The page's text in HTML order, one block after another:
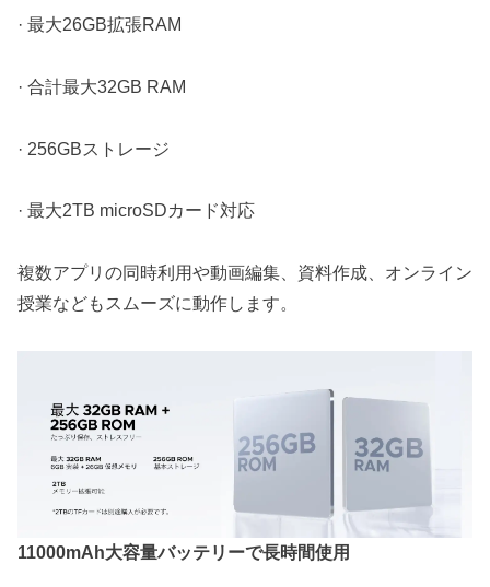
· 最大26GB拡張RAM
· 合計最大32GB RAM
· 256GBストレージ
· 最大2TB microSDカード対応
複数アプリの同時利用や動画編集、資料作成、オンライン
授業などもスムーズに動作します。
11000mAh大容量バッテリーで長時間使用